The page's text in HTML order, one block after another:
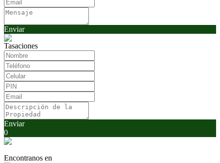
Enviar
Tasaciones
Enviar
0
Encontranos en